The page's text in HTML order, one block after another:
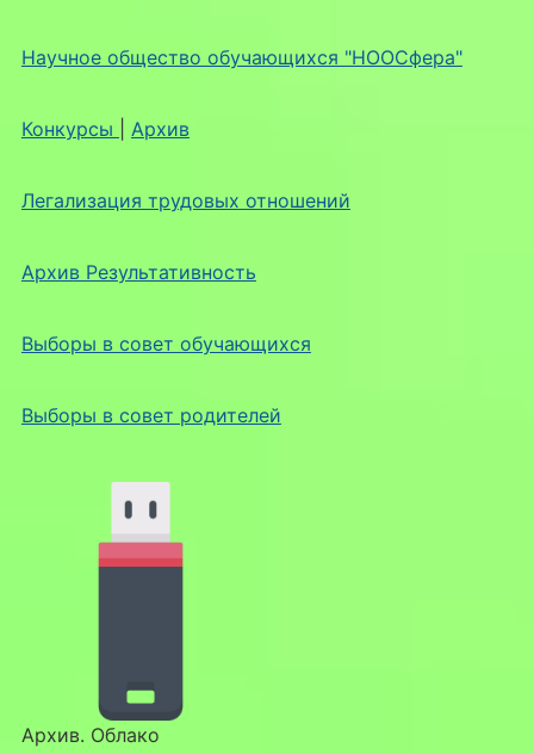
Научное общество обучающихся "НООСфера"
Конкурсы Архив
Легализация трудовых отношений
Архив Результативность
Выборы в совет обучающихся
Выборы в совет родителей
Архив. Облако